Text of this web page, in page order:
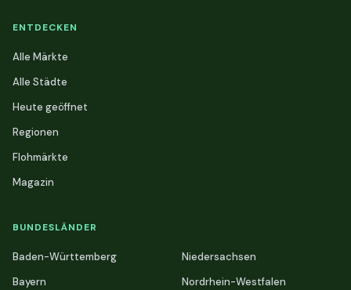
ENTDECKEN
Alle Märkte
Alle Städte
Heute geöffnet
Regionen
Flohmärkte
Magazin
BUNDESLÄNDER
Baden-Württemberg
Bayern
Niedersachsen
Nordrhein-Westfalen